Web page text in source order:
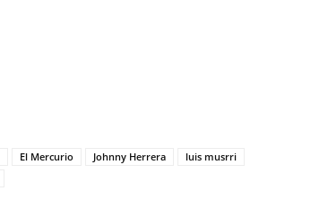
El Mercurio Johnny Herrera
luis musrri